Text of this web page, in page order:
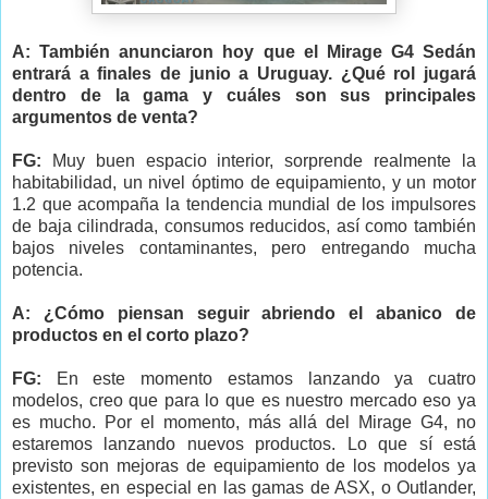
A: También anunciaron hoy que el Mirage G4 Sedán
entrará a finales de junio a Uruguay. ¿Qué rol jugará
dentro de la gama y cuáles son sus principales
argumentos de venta?
FG:
Muy buen espacio interior, sorprende realmente la
habitabilidad, un nivel óptimo de equipamiento, y un motor
1.2 que acompaña la tendencia mundial de los impulsores
de baja cilindrada, consumos reducidos, así como también
bajos niveles contaminantes, pero entregando mucha
potencia.
A: ¿Cómo piensan seguir abriendo el abanico de
productos en el corto plazo?
FG:
En este momento estamos lanzando ya cuatro
modelos, creo que para lo que es nuestro mercado eso ya
es mucho. Por el momento, más allá del Mirage G4, no
estaremos lanzando nuevos productos. Lo que sí está
previsto son mejoras de equipamiento de los modelos ya
existentes, en especial en las gamas de ASX, o Outlander,